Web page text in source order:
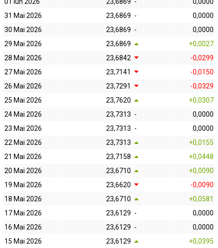
31 Mai 2026
23,6869 -
0,0000
30 Mai 2026
23,6869 -
0,0000
29 Mai 2026
23,6869
+0,0027
28 Mai 2026
23,6842
-0,0299
27 Mai 2026
23,7141
-0,0150
26 Mai 2026
23,7291
-0,0329
25 Mai 2026
23,7620
+0,0307
24 Mai 2026
23,7313 -
0,0000
23 Mai 2026
23,7313 -
0,0000
22 Mai 2026
23,7313
+0,0155
21 Mai 2026
23,7158
+0,0448
20 Mai 2026
23,6710
+0,0090
19 Mai 2026
23,6620
-0,0090
18 Mai 2026
23,6710
+0,0581
17 Mai 2026
23,6129 -
0,0000
16 Mai 2026
23,6129 -
0,0000
15 Mai 2026
23,6129
+0,0395